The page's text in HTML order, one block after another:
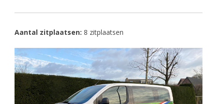
Aantal zitplaatsen: 8 zitplaatsen